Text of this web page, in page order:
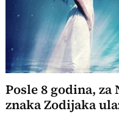
Posle 8 godina, za
znaka Zodijaka